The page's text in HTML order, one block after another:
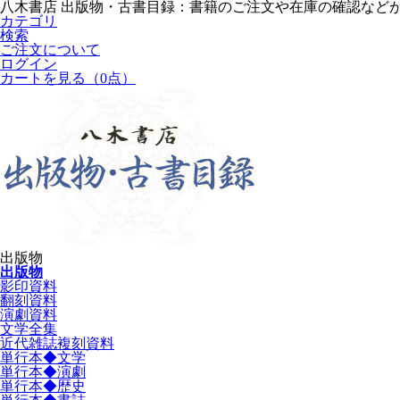
八木書店 出版物・古書目録：書籍のご注文や在庫の確認など
カテゴリ
検索
ご注文について
ログイン
カートを見る
（0点）
出版物
出版物
影印資料
翻刻資料
演劇資料
文学全集
近代雑誌複刻資料
単行本◆文学
単行本◆演劇
単行本◆歴史